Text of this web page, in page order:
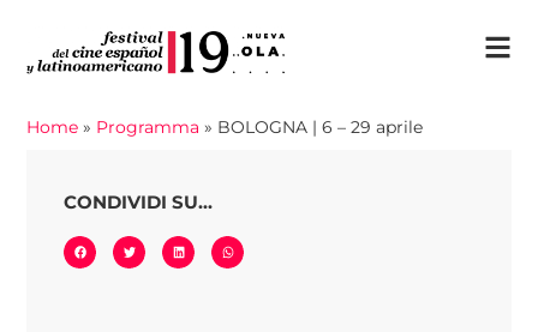
Home » Programma » BOLOGNA | 6 – 29 aprile
CONDIVIDI SU...